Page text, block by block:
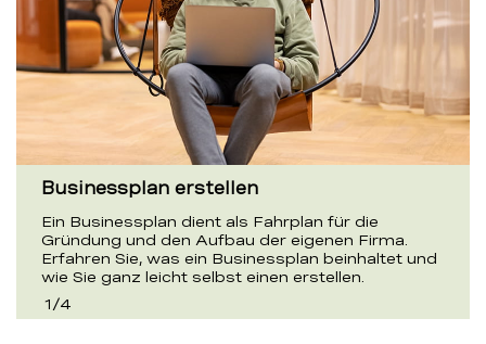
Businessplan erstellen
Ein Businessplan dient als Fahrplan für die
Gründung und den Aufbau der eigenen Firma.
Erfahren Sie, was ein Businessplan beinhaltet und
wie Sie ganz leicht selbst einen erstellen.
1/4